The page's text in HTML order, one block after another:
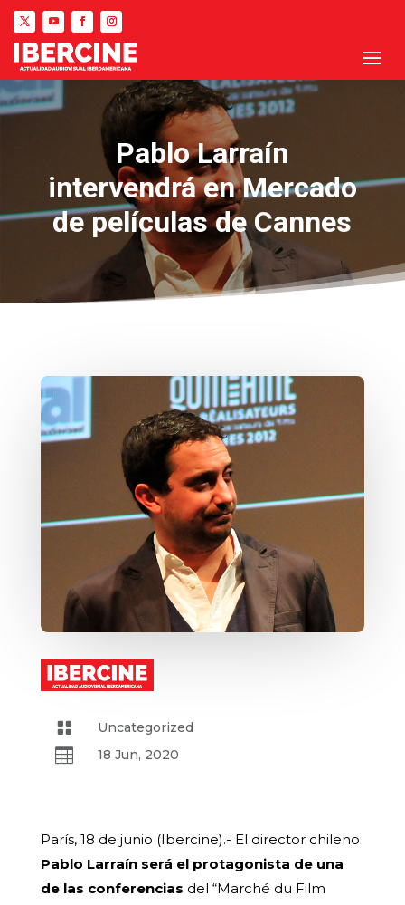
Pablo Larraín
intervendrá en Mercado
de películas de Cannes
 Uncategorized
 18 Jun, 2020
París, 18 de junio (Ibercine).- El director chileno
Pablo Larraín será el protagonista de una
de las conferencias del “Marché du Film